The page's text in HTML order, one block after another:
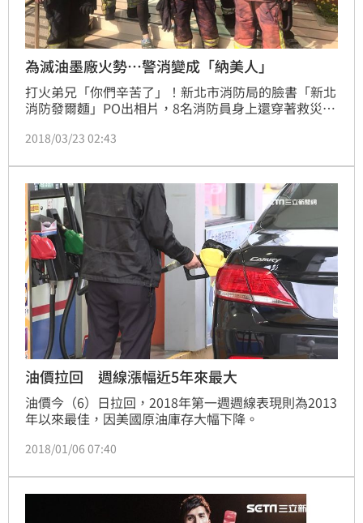
為滅油墨廠火勢⋯警消變成「納美人」
打火弟兄「你們辛苦了」！新北市消防局的臉書「新北
消防發爾麵」PO出相片，8名消防員身上還穿著救災
八里區下罟子一處油墨工廠發生火警，工廠內儲存油墨
中，油墨燃燒後，竄出濃濃黑煙，沾染上打火弟兄全
身，臉上沒有衣服遮蔽，現場每個人都變成「黑炭
臉」。照片流出後，網友紛紛留言：「辛苦了，有你們
真好」！
2018/03/23 02:43
油價拉回 週線漲幅近5年來最大
油價今（6）日拉回，2018年第一週週線表現則為2013
年以來最佳，因美國原油庫存大幅下降。
2018/01/06 07:40